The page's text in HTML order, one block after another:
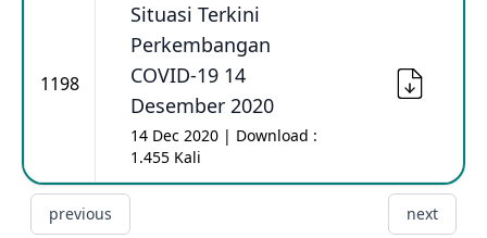
1198
Situasi Terkini
Perkembangan
COVID-19 14
Desember 2020
14 Dec 2020 | Download :
1.455 Kali
previous next